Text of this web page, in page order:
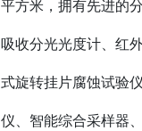
平方米，拥有先进的
吸收分光光度计、红
式旋转挂片腐蚀试验
仪、智能综合采样器